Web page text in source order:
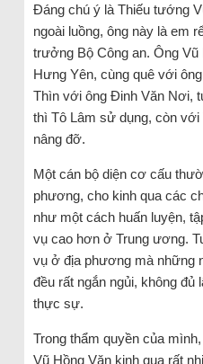
Đáng chú ý là Thiếu tướng
ngoài luồng, ông này là em
trưởng Bộ Công an. Ông
Hưng Yên, cùng quê với
Thìn với ông Đinh Văn Nơi,
thì Tô Lâm sử dụng, còn với
nâng đỡ.
Một cán bộ diện cơ cấu
phương, cho kinh qua các
như một cách huấn luyện,
vụ cao hơn ở Trung ương.
vụ ở địa phương mà những
đều rất ngắn ngủi, không đủ
thực sự.
Trong thẩm quyền của
Vũ Hồng Văn kinh qua rất